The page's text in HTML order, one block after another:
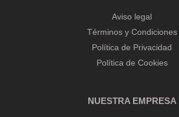
Aviso legal
Términos y Condiciones
Política de Privacidad
Política de Cookies
NUESTRA EMPRESA